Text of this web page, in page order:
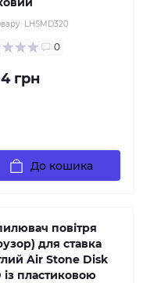
LHSMD320
0
грн
До кошика
повітря
для ставка
Air Stone Disk
із пластиковою